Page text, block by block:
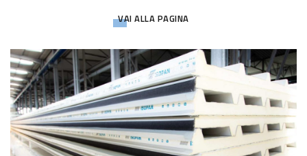
VAI ALLA PAGINA